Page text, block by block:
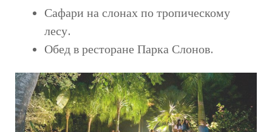
Сафари на слонах по тропическому
лесу.
Обед в ресторане Парка Слонов.